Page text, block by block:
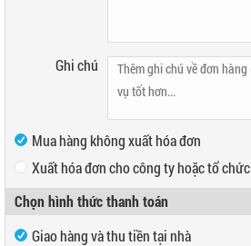
Ghi chú
Mua hàng không xuất hóa đơn
Xuất hóa đơn cho công ty hoặc tổ chức
Mã số thuế
Chọn hình thức thanh toán
Giao hàng và thu tiền tại nhà